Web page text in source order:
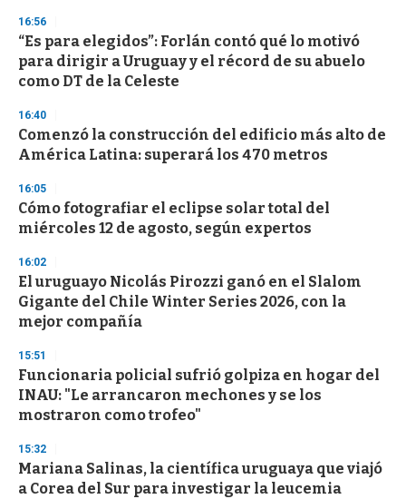
s
e
o
n
s
16:56
“Es para elegidos”: Forlán contó qué lo motivó
para dirigir a Uruguay y el récord de su abuelo
como DT de la Celeste
16:40
Comenzó la construcción del edificio más alto de
América Latina: superará los 470 metros
16:05
Cómo fotografiar el eclipse solar total del
miércoles 12 de agosto, según expertos
16:02
El uruguayo Nicolás Pirozzi ganó en el Slalom
Gigante del Chile Winter Series 2026, con la
mejor compañía
15:51
Funcionaria policial sufrió golpiza en hogar del
INAU: "Le arrancaron mechones y se los
mostraron como trofeo"
15:32
Mariana Salinas, la científica uruguaya que viajó
a Corea del Sur para investigar la leucemia